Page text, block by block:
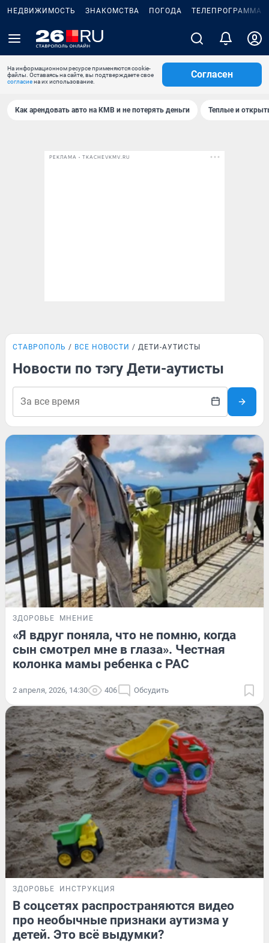
НЕДВИЖИМОСТЬ ЗНАКОМСТВА ПОГОДА ТЕЛЕПРОГРАММА
На информационном ресурсе применяются cookie-
файлы. Оставаясь на сайте, вы подтверждаете свое
согласиена их использование.
Согласен
Как арендовать авто на КМВ и не потерять деньги Теплые и
РЕКЛАМА • TKACHEVKMV.RU
СТАВРОПОЛЬ ВСЕ НОВОСТИ ДЕТИ-АУТИСТЫ
Новости по тэгу Дети-аутисты
ЗДОРОВЬЕ МНЕНИЕ
«Я вдруг поняла, что не помню, когда
сын смотрел мне в глаза». Честная
колонка мамы ребенка с РАС
2 апреля, 2026, 14:30 406 Обсудить
ЗДОРОВЬЕ ИНСТРУКЦИЯ
В соцсетях распространяются видео
про необычные признаки аутизма у
детей. Это всё выдумки?